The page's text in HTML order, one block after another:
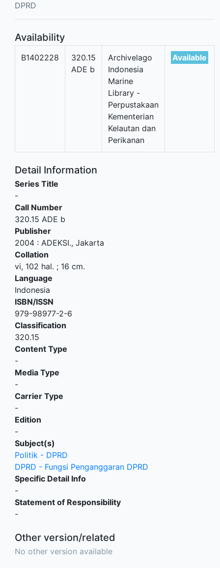
DPRD
Availability
B1402228
320.15
ADE b
Archivelago
Indonesia
Marine
Library -
Perpustakaan
Kementerian
Kelautan dan
Perikanan
Available
Detail Information
Series Title
-
Call Number
320.15 ADE b
Publisher
2004 : ADEKSI., Jakarta
Collation
vi, 102 hal. ; 16 cm.
Language
Indonesia
ISBN/ISSN
979-98977-2-6
Classification
320.15
Content Type
-
Media Type
-
Carrier Type
-
Edition
-
Subject(s)
Politik - DPRD
DPRD - Fungsi Penganggaran DPRD
Specific Detail Info
-
Statement of Responsibility
-
Other version/related
No other version available